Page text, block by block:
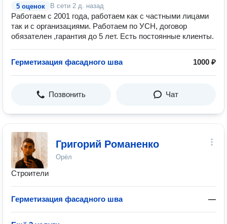
5 оценок В сети 2 д. назад
Работаем с 2001 года, работаем как с частными лицами
так и с организациями. Работаем по УСН, договор
обязателен ,гарантия до 5 лет. Есть постоянные клиенты.
Герметизация фасадного шва 1000 ₽
Позвонить Чат
Григорий Романенко
Орёл
Строители
Герметизация фасадного шва —